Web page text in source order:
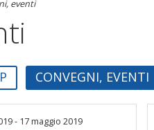
eventi
CONVEGNI, EVENTI
- 17 maggio 2019